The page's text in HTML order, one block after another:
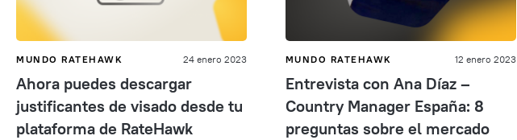
MUNDO RATEHAWK 24 enero 2023
Ahora puedes descargar
justificantes de visado desde tu
plataforma de RateHawk
MUNDO RATEHAWK 12 enero 2023
Entrevista con Ana Díaz –
Country Manager España: 8
preguntas sobre el mercado